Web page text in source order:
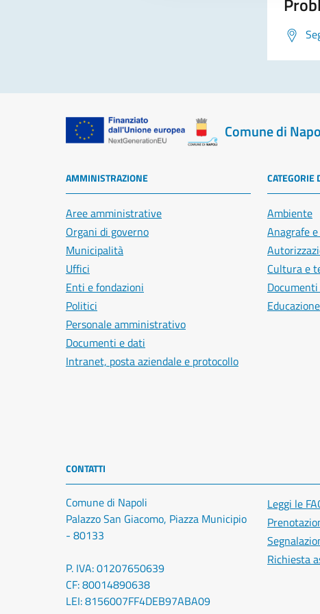
Comune di
AMMINISTRAZIONE
Aree amministrative
Organi di governo
Municipalità
Uffici
Enti e fondazioni
Politici
Personale amministrativo
Documenti e dati
Intranet, posta aziendale e protocollo
CATEGORIE
Ambiente
Anagrafe
Cultura e
CONTATTI
Comune di Napoli
Palazzo San Giacomo, Piazza Municipio
- 80133
P. IVA: 01207650639
CF: 80014890638
LEI: 8156007FF4DEB97ABA09
Leggi le
Richiesta